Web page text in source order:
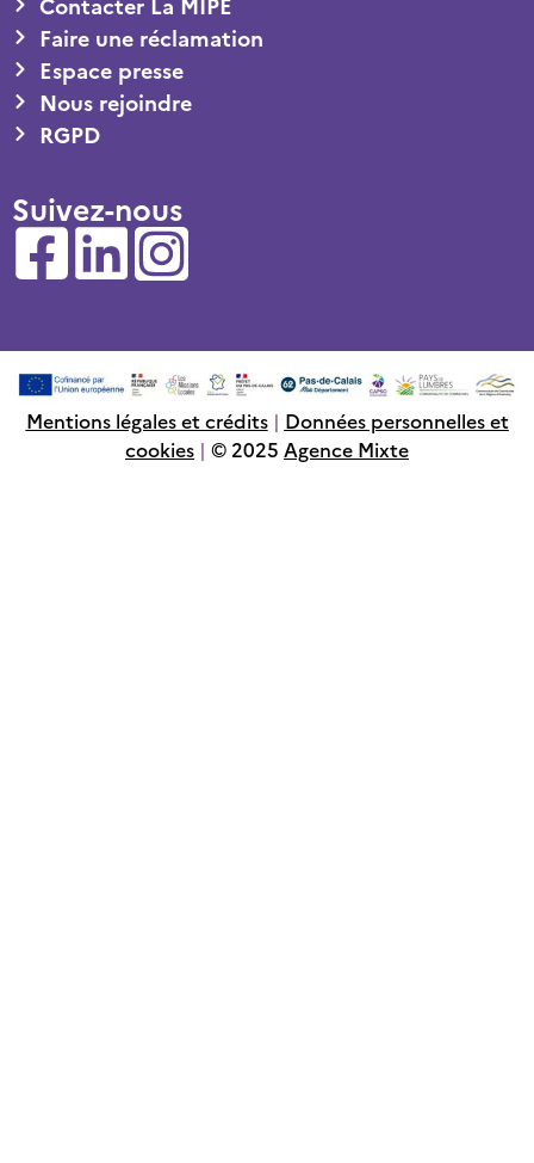
Faire une réclamation
Espace presse
Nous rejoindre
RGPD
Suivez-nous
Mentions légales et crédits | Données personnelles et
cookies | © 2025 Agence Mixte